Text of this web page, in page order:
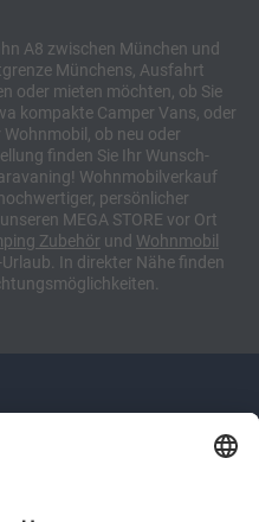
A8 zwischen München und
Münchens, Ausfahrt
oder mieten möchten, ob Sie
kompakte Camper Vans, oder
ob neu oder
finden Sie Ihr Wunsch-
Wohnmobilverkauf
persönlicher
MEGA STORE vor Ort
Zubehör und Wohnmobil
In direkter Nähe finden
und
unseren Online-